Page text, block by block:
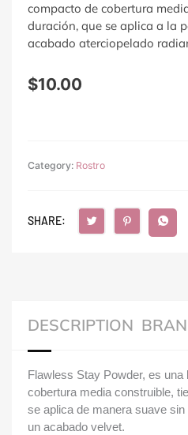
compacto de cobertura
duración, que se aplica a la
acabado aterciopelado
$10.00
Category: Rostro
SHARE:
DESCRIPTION
Flawless Stay Powder, es una
cobertura media construible,
se aplica de manera suave
un acabado velvet.